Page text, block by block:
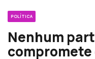
POLÍTICA
Nenhum
compromete